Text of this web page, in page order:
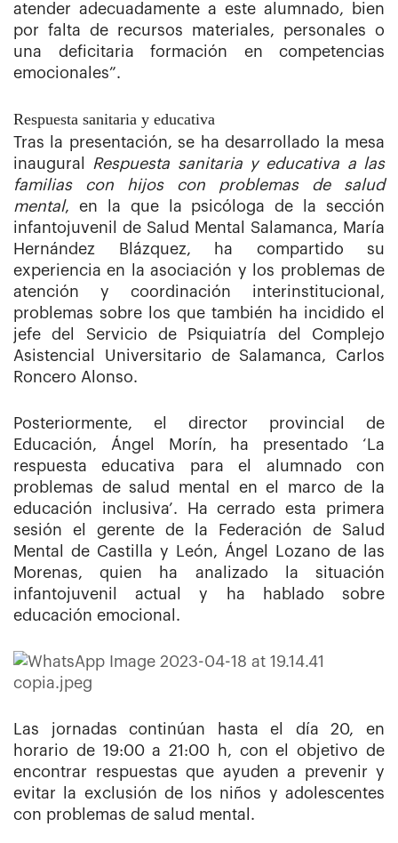
atender adecuadamente a este alumnado, bien
por falta de recursos materiales, personales o
una deficitaria formación en competencias
emocionales”.
Respuesta sanitaria y educativa
Tras la presentación, se ha desarrollado la mesa
inaugural Respuesta sanitaria y educativa a las
familias con hijos con problemas de salud
mental, en la que la psicóloga de la sección
infantojuvenil de Salud Mental Salamanca, María
Hernández Blázquez, ha compartido su
experiencia en la asociación y los problemas de
atención y coordinación interinstitucional,
problemas sobre los que también ha incidido el
jefe del Servicio de Psiquiatría del Complejo
Asistencial Universitario de Salamanca, Carlos
Roncero Alonso.
Posteriormente, el director provincial de
Educación, Ángel Morín, ha presentado ‘La
respuesta educativa para el alumnado con
problemas de salud mental en el marco de la
educación inclusiva’. Ha cerrado esta primera
sesión el gerente de la Federación de Salud
Mental de Castilla y León, Ángel Lozano de las
Morenas, quien ha analizado la situación
infantojuvenil actual y ha hablado sobre
educación emocional.
Las jornadas continúan hasta el día 20, en
horario de 19:00 a 21:00 h, con el objetivo de
encontrar respuestas que ayuden a prevenir y
evitar la exclusión de los niños y adolescentes
con problemas de salud mental.